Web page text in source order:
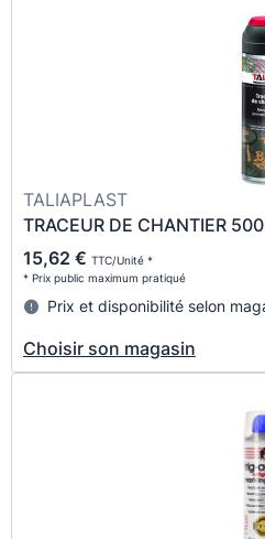
TALIAPLAST
TRACEUR DE CHANTIER
15,62 € TTC/Unité *
* Prix public maximum pratiqué
Prix et disponibilité selon
Choisir son magasin